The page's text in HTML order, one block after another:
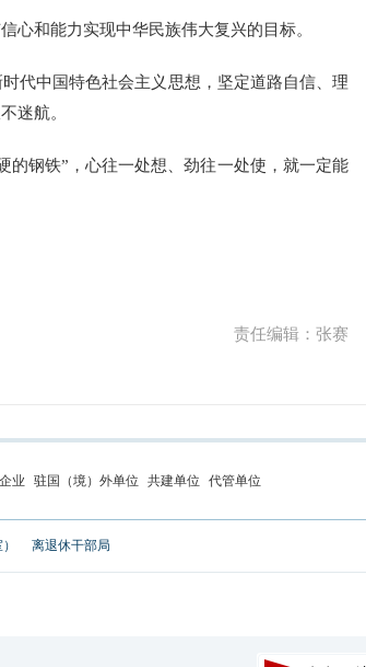
和能力实现中华民族伟大复兴的目标。
代中国特色社会主义思想，坚定道路自信、理
迷航。
钢铁”，心往一处想、劲往一处使，就一定能
责任编辑：张赛
业 驻国（境）外单位 共建单位 代管单位
离退休干部局